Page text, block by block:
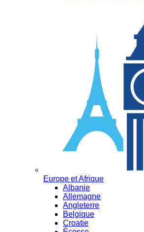
Europe et Afrique
Albanie
Allemagne
Angleterre
Belgique
Croatie